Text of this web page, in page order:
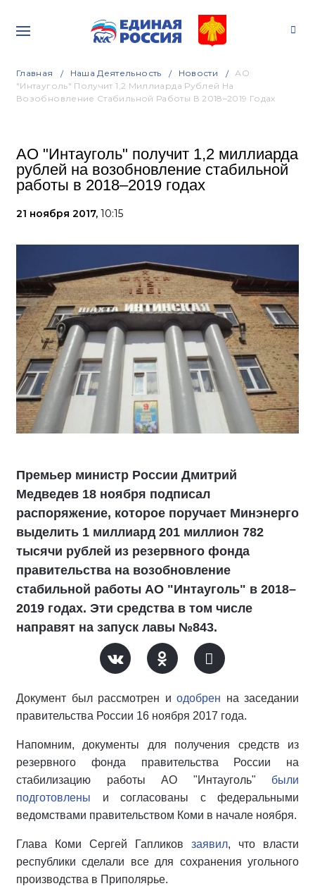
Главная Наша Деятельность Новости
АО
"Интауголь" Получит 1,2 Миллиарда Рублей На
Возобновление Стабильной Работы В 2018–2019 Годах
АО "Интауголь" получит 1,2 миллиарда
рублей на возобновление стабильной
работы в 2018–2019 годах
21 ноября 2017, 10:15
Премьер министр России Дмитрий
Медведев 18 ноября подписал
распоряжение, которое поручает Минэнерго
выделить 1 миллиард 201 миллион 782
тысячи рублей из резервного фонда
правительства на возобновление
стабильной работы АО "Интауголь" в 2018–
2019 годах. Эти средства в том числе
направят на запуск лавы №843.
Документ был рассмотрен и одобрен на заседании
правительства России 16 ноября 2017 года.
Напомним, документы для получения средств из
резервного фонда правительства России на
стабилизацию работы АО "Интауголь" были
подготовлены и согласованы с федеральными
ведомствами правительством Коми в начале ноября.
Глава Коми Сергей Гапликов заявил, что власти
республики сделали все для сохранения угольного
производства в Приполярье.